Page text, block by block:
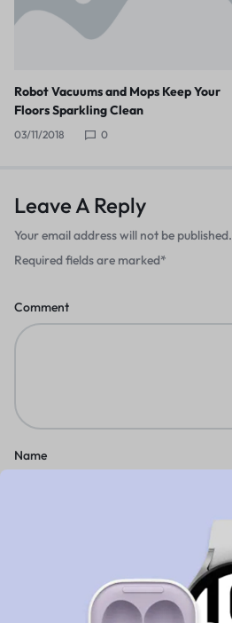
Robot Vacuums and Mops Keep Your
Floors Sparkling Clean
03/11/2018 0
Leave A Reply
Your email address will not be published.
Required fields are marked*
Comment
Name